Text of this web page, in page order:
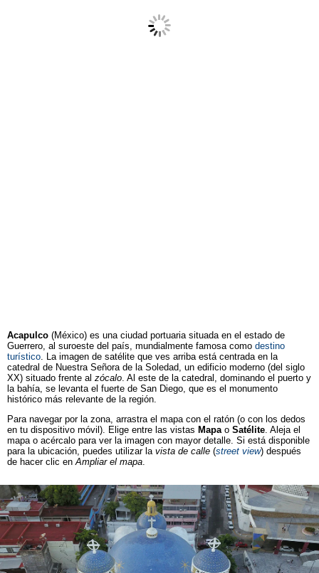
Acapulco (México) es una ciudad portuaria situada en el estado de
Guerrero, al suroeste del país, mundialmente famosa como destino
turístico. La imagen de satélite que ves arriba está centrada en la
catedral de Nuestra Señora de la Soledad, un edificio moderno (del siglo
XX) situado frente al zócalo. Al este de la catedral, dominando el puerto y
la bahía, se levanta el fuerte de San Diego, que es el monumento
histórico más relevante de la región.
Para navegar por la zona, arrastra el mapa con el ratón (o con los dedos
en tu dispositivo móvil). Elige entre las vistas Mapao Satélite. Aleja el
mapa o acércalo para ver la imagen con mayor detalle. Si está disponible
para la ubicación, puedes utilizar la vista de calle (street view) después
de hacer clic enAmpliar el mapa.